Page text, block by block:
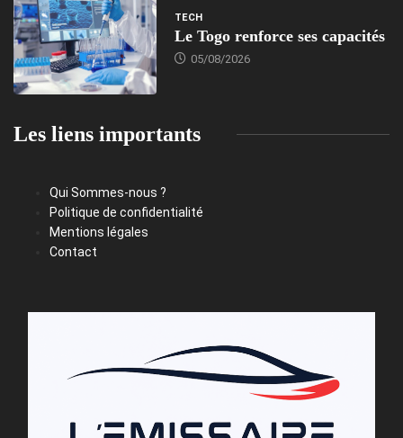
TECH
Le Togo renforce ses capacités
05/08/2026
Les liens importants
Qui Sommes-nous ?
Politique de confidentialité
Mentions légales
Contact